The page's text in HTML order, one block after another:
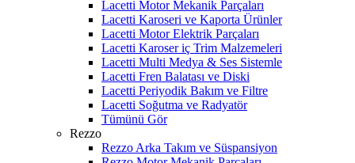
Lacetti Motor Mekanik Parçaları
Lacetti Karoseri ve Kaporta Ürünler
Lacetti Motor Elektrik Parçaları
Lacetti Karoser iç Trim Malzemeleri
Lacetti Multi Medya & Ses Sistemle
Lacetti Fren Balatası ve Diski
Lacetti Periyodik Bakım ve Filtre
Lacetti Soğutma ve Radyatör
Tümünü Gör
Rezzo
Rezzo Arka Takım ve Süspansiyon